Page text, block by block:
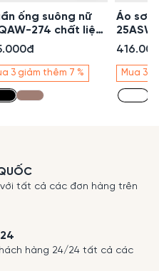
ống suông nữ
274 chất liệu
cạp cao 5
rốn Thái Hòa
3 giảm thêm 7 %
Áo sơ
tiết
có
phối
Mua 3
tất cả các đơn hàng trên
hàng 24/24 tất cả các